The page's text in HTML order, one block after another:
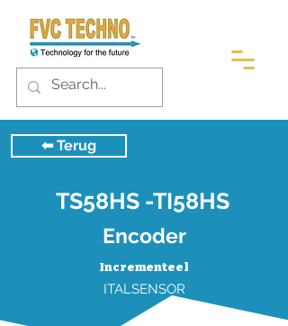
⬅︎ Terug
TS58HS -TI58HS
Encoder
Incrementeel
ITALSENSOR